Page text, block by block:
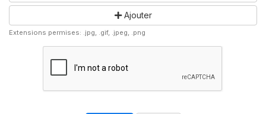
Ajouter
Extensions permises: .jpg, .gif, .jpeg, .png